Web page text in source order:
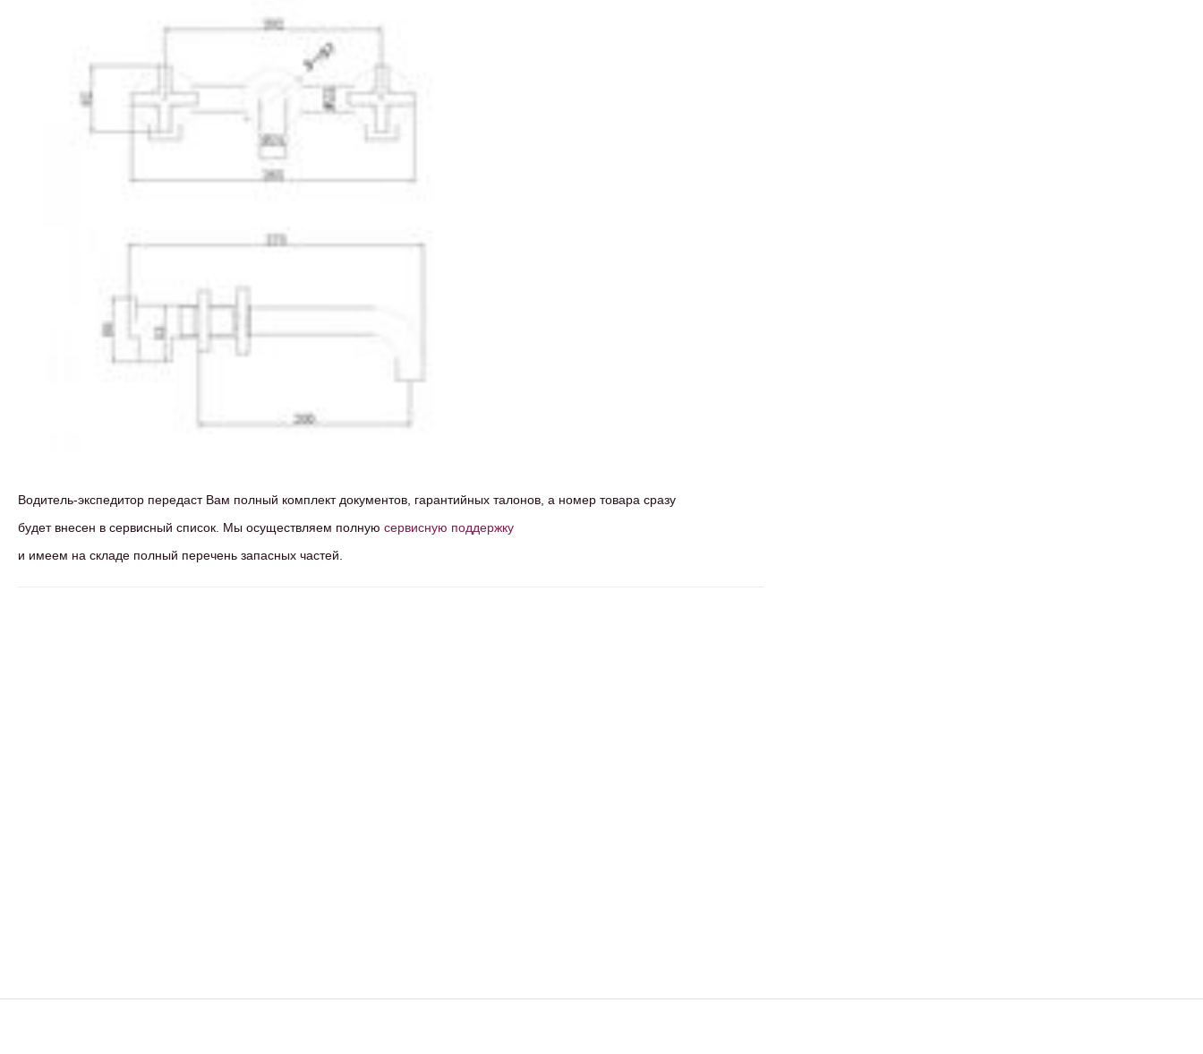
Водитель-экспедитор передаст Вам полный комплект документов, гарантийных талонов, а номер товара сразу
будет внесен в сервисный список. Мы осуществляем полную сервисную поддержку
и имеем на складе полный перечень запасных частей.